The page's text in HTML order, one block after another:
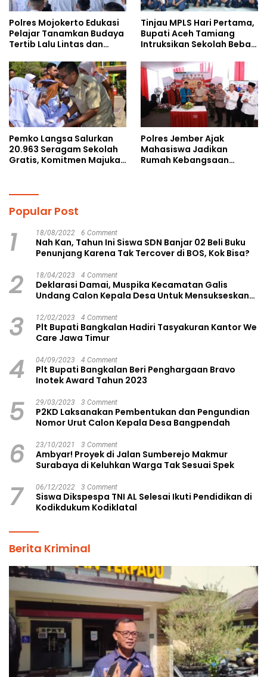
Polres Mojokerto Edukasi
Pelajar Tanamkan Budaya
Tertib Lalu Lintas dan
Tinjau MPLS Hari Pertama,
Bupati Aceh Tamiang
Intruksikan Sekolah Bebas
Pemko Langsa Salurkan
20.963 Seragam Sekolah
Gratis, Komitmen Majukan
Polres Jember Ajak
Mahasiswa Jadikan
Rumah Kebangsaan
Popular Post
1 18/08/2022 6 Comment
Nah Kan, Tahun Ini Siswa SDN Banjar 02 Beli Buku
Penunjang Karena Tak Tercover di BOS, Kok Bisa?
2 18/04/2023 4 Comment
Deklarasi Damai, Muspika Kecamatan Galis
Undang Calon Kepala Desa Untuk Mensukseskan
3 12/02/2023 4 Comment
Plt Bupati Bangkalan Hadiri Tasyakuran Kantor We
Care Jawa Timur
4 04/09/2023 4 Comment
Plt Bupati Bangkalan Beri Penghargaan Bravo
Inotek Award Tahun 2023
5 29/03/2023 3 Comment
P2KD Laksanakan Pembentukan dan Pengundian
Nomor Urut Calon Kepala Desa Bangpendah
6 23/10/2021 3 Comment
Ambyar! Proyek di Jalan Sumberejo Makmur
Surabaya di Keluhkan Warga Tak Sesuai Spek
7 06/12/2022 3 Comment
Siswa Dikspespa TNI AL Selesai Ikuti Pendidikan di
Kodikdukum Kodiklatal
Berita Kriminal